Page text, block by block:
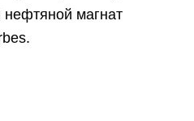
магнат